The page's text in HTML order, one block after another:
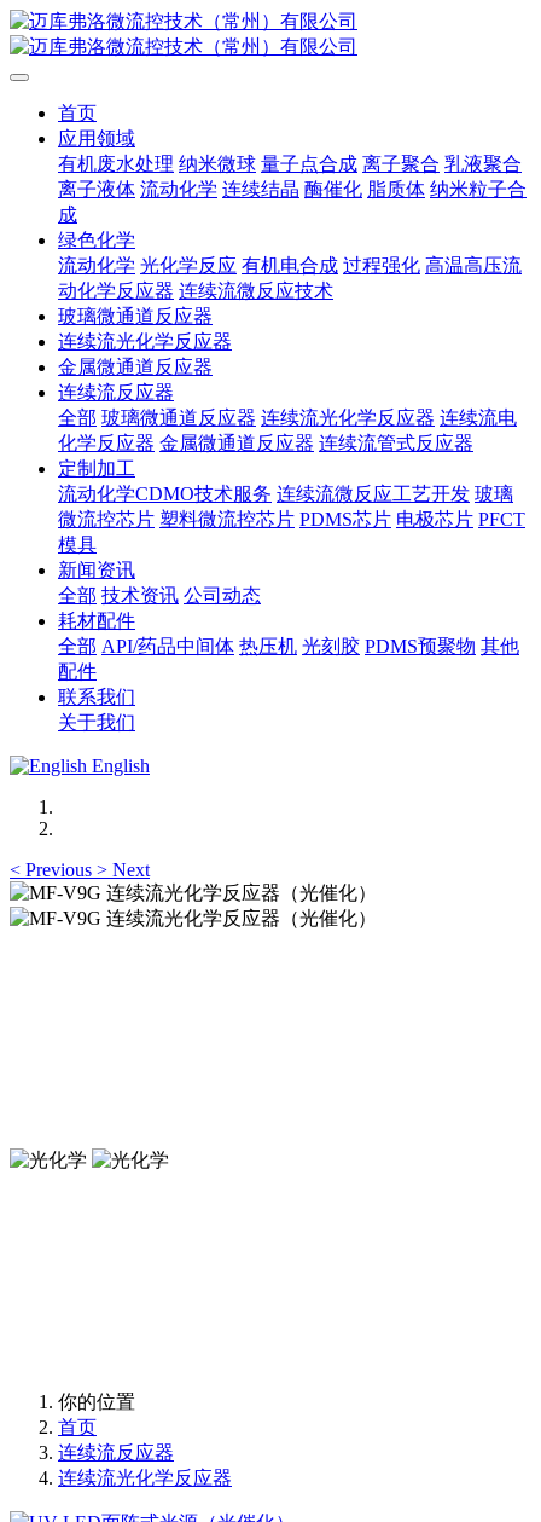
首页
应用领域
有机废水处理 纳米微球 量子点合成 离子聚合 乳液聚合
离子液体 流动化学 连续结晶 酶催化 脂质体 纳米粒子合
成
绿色化学
流动化学 光化学反应 有机电合成 过程强化 高温高压流
动化学反应器 连续流微反应技术
玻璃微通道反应器
连续流光化学反应器
金属微通道反应器
连续流反应器
全部 玻璃微通道反应器 连续流光化学反应器 连续流电
化学反应器 金属微通道反应器 连续流管式反应器
定制加工
流动化学CDMO技术服务 连续流微反应工艺开发 玻璃
微流控芯片 塑料微流控芯片 PDMS芯片 电极芯片 PFCT
模具
新闻资讯
全部 技术资讯 公司动态
耗材配件
全部 API/药品中间体 热压机 光刻胶 PDMS预聚物 其他
配件
联系我们
关于我们
English
< Previous > Next
你的位置
首页
连续流反应器
连续流光化学反应器